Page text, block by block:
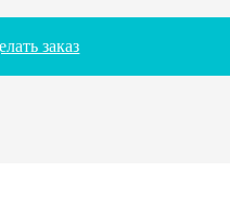
заказ